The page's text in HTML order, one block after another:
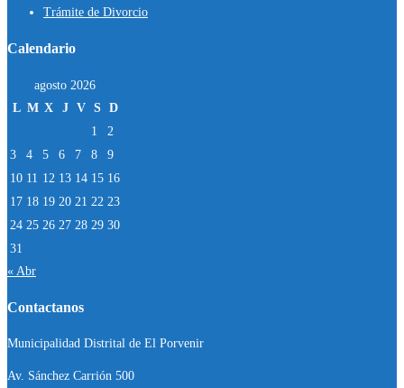
Trámite de Divorcio
Calendario
agosto 2026
L M X J V S D
1
2
3
4 5 6 7 8
9
10 11 12 13 14 15 16
17 18 19 20 21 22 23
24 25 26 27 28 29 30
31
« Abr
Contactanos
Municipalidad Distrital de El Porvenir
Av. Sánchez Carrión 500